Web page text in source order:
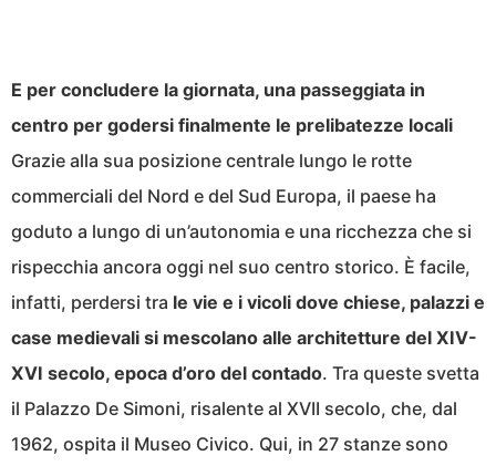
E per concludere la giornata, una passeggiata in
centro per godersi finalmente le prelibatezze locali
Grazie alla sua posizione centrale lungo le rotte
commerciali del Nord e del Sud Europa, il paese ha
goduto a lungo di un’autonomia e una ricchezza che si
rispecchia ancora oggi nel suo centro storico. È facile,
infatti, perdersi tra le vie e i vicoli dove chiese, palazzi e
case medievali si mescolano alle architetture del XIV-
XVI secolo, epoca d’oro del contado. Tra queste svetta
il Palazzo De Simoni, risalente al XVII secolo, che, dal
1962, ospita il Museo Civico. Qui, in 27 stanze sono